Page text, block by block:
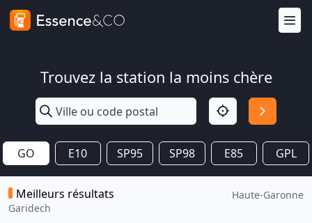
Trouvez la station la moins chère
GO E10 SP95 SP98 E85 GPL
Meilleurs résultats
Garidech
Haute-Garonne